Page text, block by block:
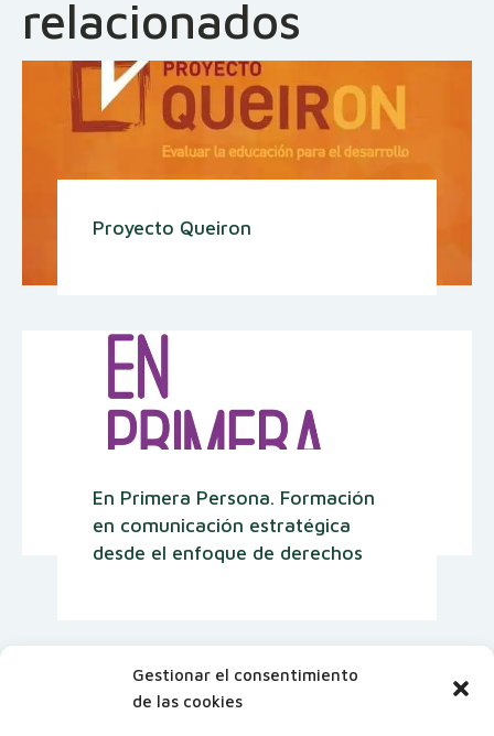
Gestionar el consentimiento
de las cookies
relacionados
Proyecto Queiron
En Primera Persona. Formación
en comunicación estratégica
desde el enfoque de derechos